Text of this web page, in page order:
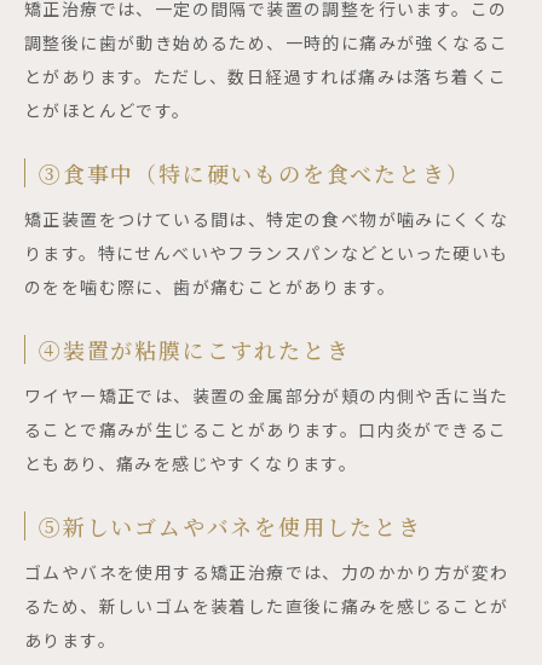
矯正治療では、一定の間隔で装置の調整を行います。この
調整後に歯が動き始めるため、一時的に痛みが強くなるこ
とがあります。ただし、数日経過すれば痛みは落ち着くこ
とがほとんどです。
③食事中（特に硬いものを食べたとき）
矯正装置をつけている間は、特定の食べ物が噛みにくくな
ります。特にせんべいやフランスパンなどといった硬いも
のをを噛む際に、歯が痛むことがあります。
④装置が粘膜にこすれたとき
ワイヤー矯正では、装置の金属部分が頬の内側や舌に当た
ることで痛みが生じることがあります。口内炎ができるこ
ともあり、痛みを感じやすくなります。
⑤新しいゴムやバネを使用したとき
ゴムやバネを使用する矯正治療では、力のかかり方が変わ
るため、新しいゴムを装着した直後に痛みを感じることが
あります。